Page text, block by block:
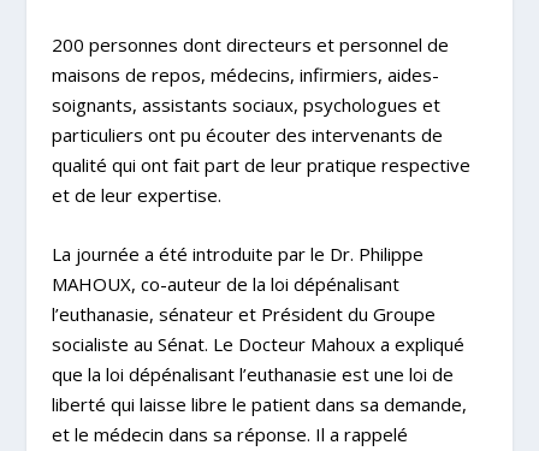
200 personnes dont directeurs et personnel de
maisons de repos, médecins, infirmiers, aides-
soignants, assistants sociaux, psychologues et
particuliers ont pu écouter des intervenants de
qualité qui ont fait part de leur pratique respective
et de leur expertise.
La journée a été introduite par le Dr. Philippe
MAHOUX, co-auteur de la loi dépénalisant
l’euthanasie, sénateur et Président du Groupe
socialiste au Sénat. Le Docteur Mahoux a expliqué
que la loi dépénalisant l’euthanasie est une loi de
liberté qui laisse libre le patient dans sa demande,
et le médecin dans sa réponse. Il a rappelé